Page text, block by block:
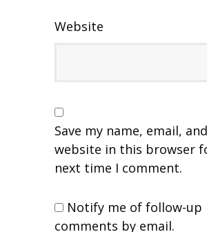
Website
Save my name, email, and
website in this browser
next time I comment.
Notify me of follow-up
comments by email.